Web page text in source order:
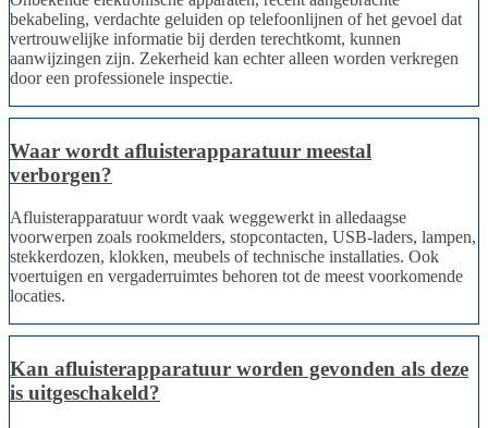
bekabeling, verdachte geluiden op telefoonlijnen of het gevoel dat
vertrouwelijke informatie bij derden terechtkomt, kunnen
aanwijzingen zijn. Zekerheid kan echter alleen worden verkregen
door een professionele inspectie.
Waar wordt afluisterapparatuur meestal
verborgen?
Afluisterapparatuur wordt vaak weggewerkt in alledaagse
voorwerpen zoals rookmelders, stopcontacten, USB-laders, lampen,
stekkerdozen, klokken, meubels of technische installaties. Ook
voertuigen en vergaderruimtes behoren tot de meest voorkomende
locaties.
Kan afluisterapparatuur worden gevonden als deze
is uitgeschakeld?